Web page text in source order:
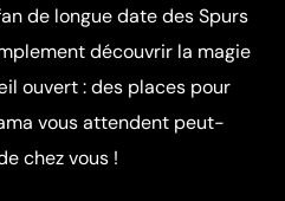
de longue date des Spurs
découvrir la magie
ouvert : des places pour
vous attendent peut-
chez vous !